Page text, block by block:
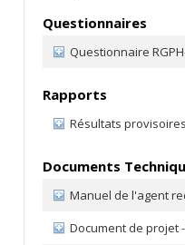
Questionnaires
Questionnaire
Rapports
Résultats
Documents
Manuel de l'agent
Document de projet